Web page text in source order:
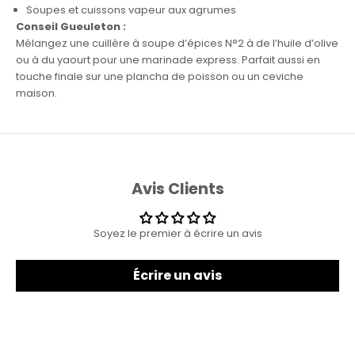
Soupes et cuissons vapeur aux agrumes
Conseil Gueuleton :
Mélangez une cuillère à soupe d’épices N°2 à de l’huile d’olive
ou à du yaourt pour une marinade express. Parfait aussi en
touche finale sur une plancha de poisson ou un ceviche
maison.
Avis Clients
Soyez le premier à écrire un avis
Écrire un avis